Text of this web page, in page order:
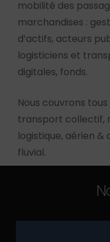
mobilité des
marchandises :
d’actifs, acteurs
logisticiens et
digitales, fonds.
Nous couvrons
transport collectif,
logistique, aérien
fluvial.